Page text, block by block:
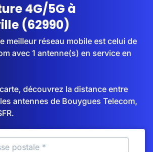
4G/5G à
(62990)
meilleur réseau mobile est celui de
avec 1 antenne(s) en service en
découvrez la distance entre
antennes de Bouygues Telecom,